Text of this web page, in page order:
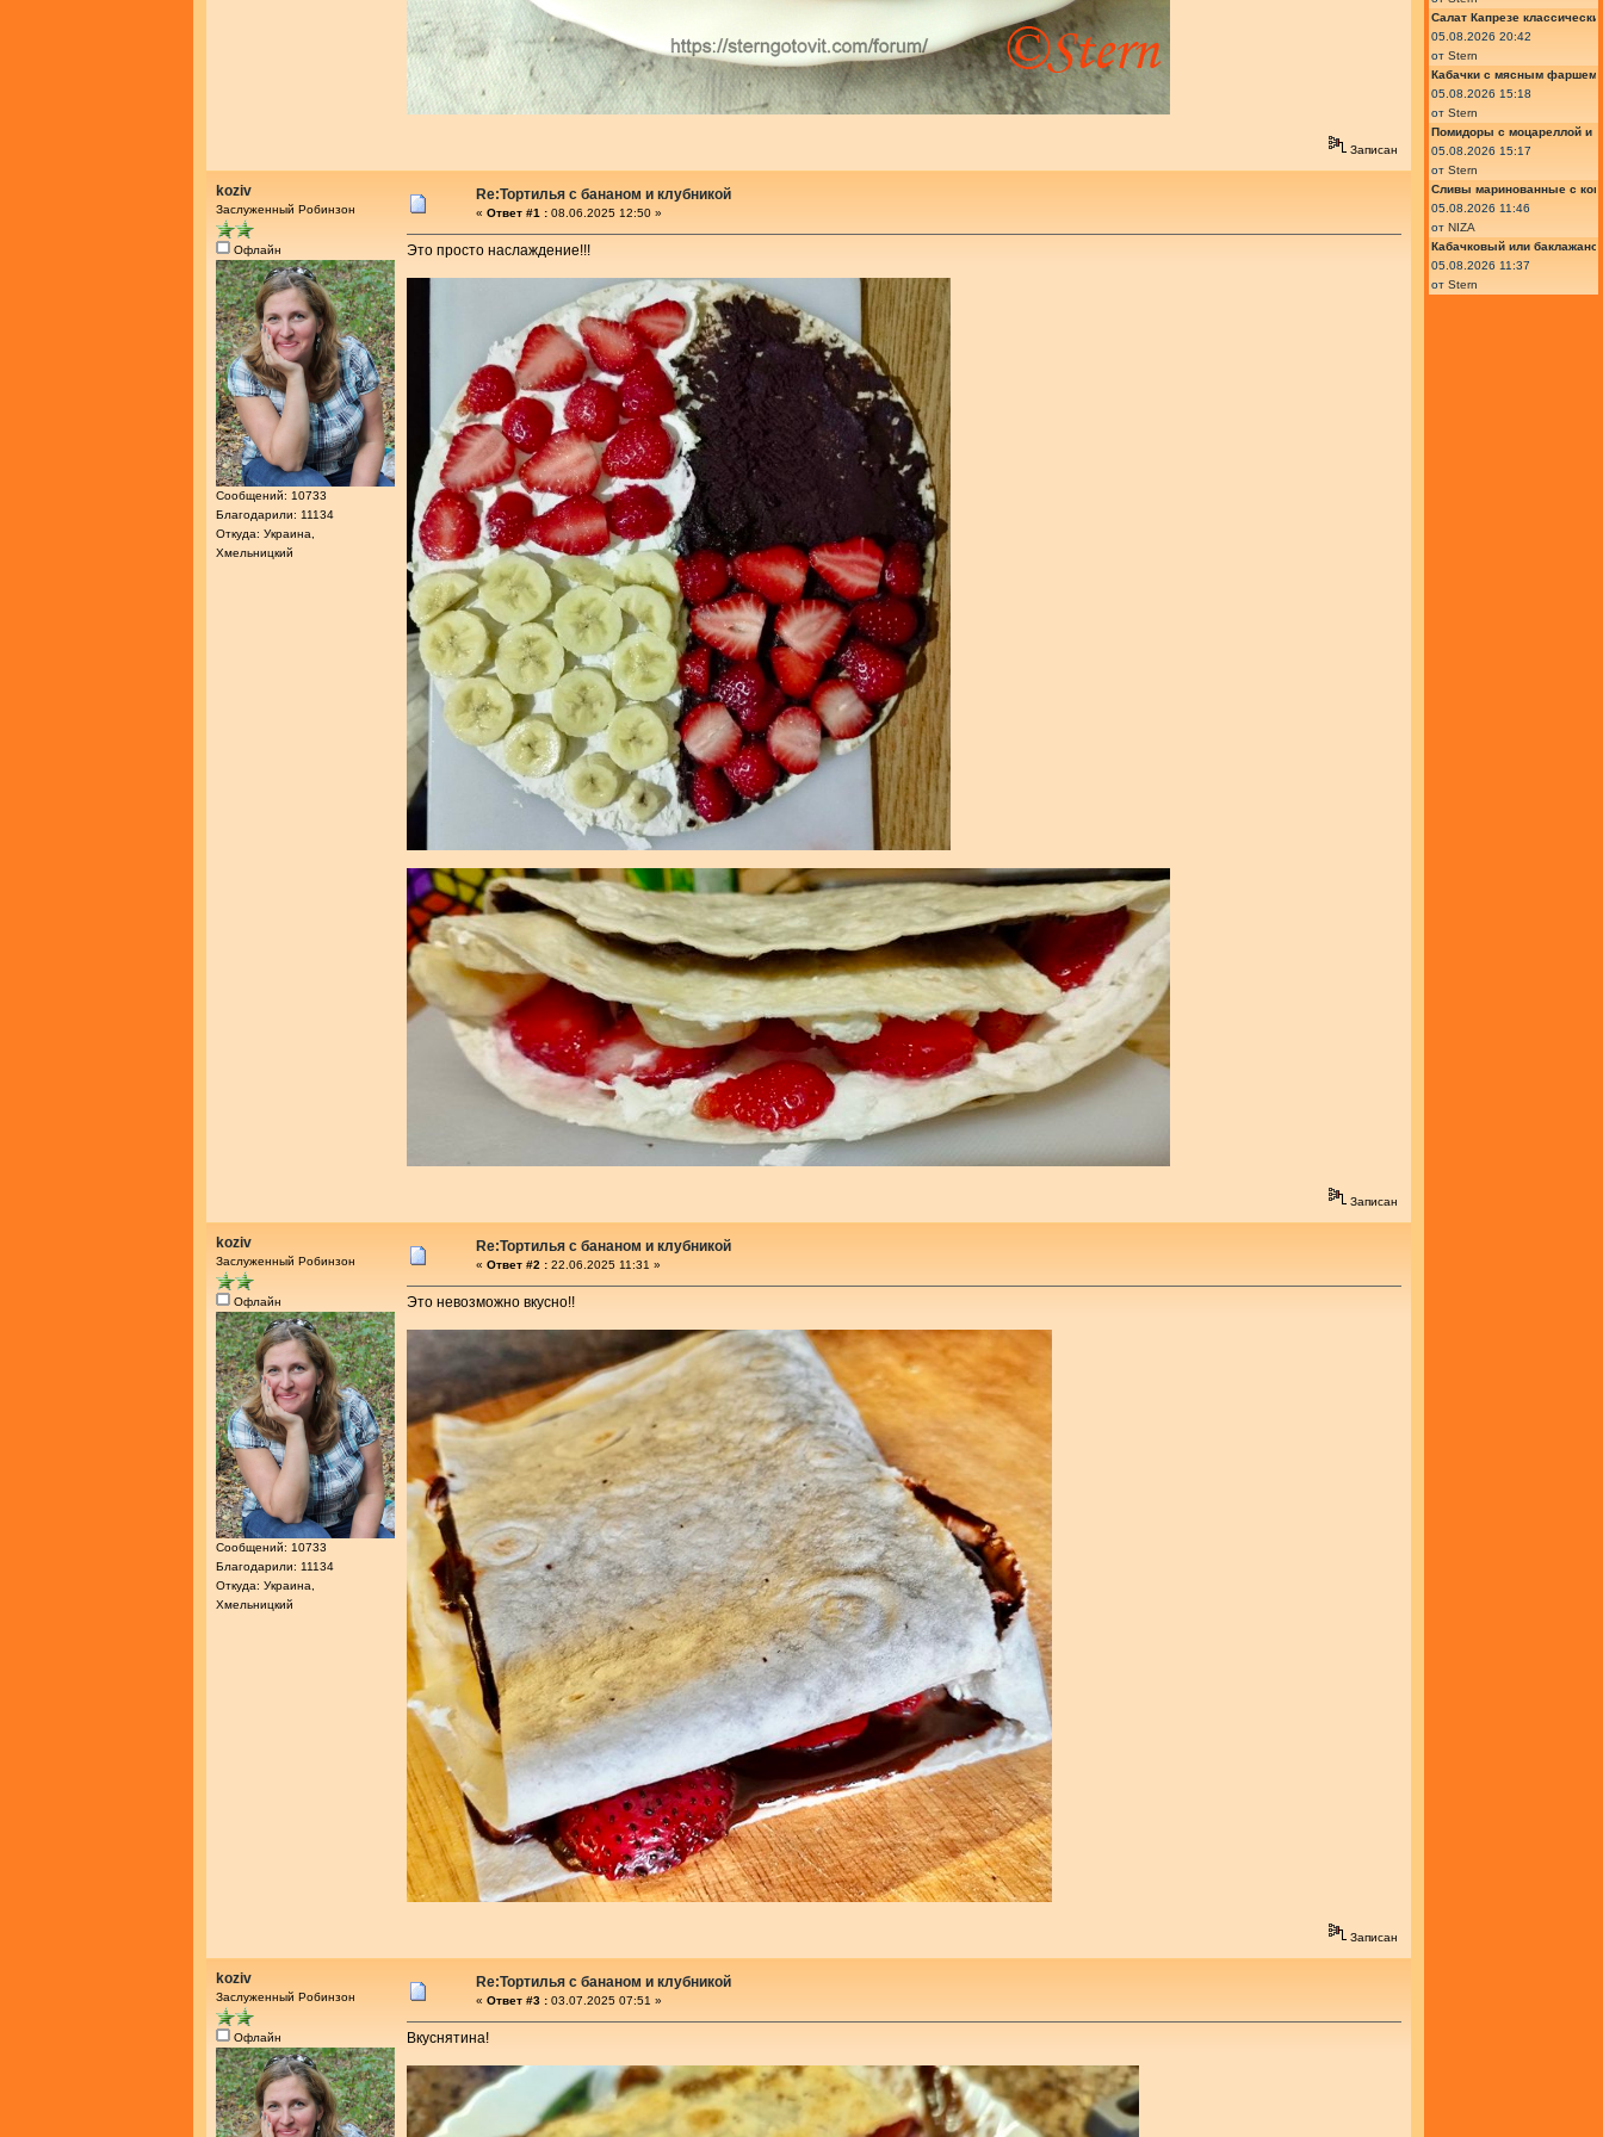
Записан
koziv
Заслуженный Робинзон
Офлайн
Сообщений: 10733
Благодарили: 11134
Откуда: Украина,
Хмельницкий
Re:Тортилья с бананом и клубникой
« Ответ #1 : 08.06.2025 12:50 »
Это просто наслаждение!!!
Записан
koziv
Заслуженный Робинзон
Офлайн
Сообщений: 10733
Благодарили: 11134
Откуда: Украина,
Хмельницкий
Re:Тортилья с бананом и клубникой
« Ответ #2 : 22.06.2025 11:31 »
Это невозможно вкусно!!
Записан
koziv
Заслуженный Робинзон
Офлайн
Re:Тортилья с бананом и клубникой
« Ответ #3 : 03.07.2025 07:51 »
Вкуснятина!
Салат Капрезе
05.08.2026 20:42
от Stern
Кабачки с мясным фаршем
05.08.2026 15:18
от Stern
Помидоры с моцареллой и
05.08.2026 15:17
от Stern
Сливы маринованные с
05.08.2026 11:46
от NIZA
Кабачковый или
05.08.2026 11:37
от Stern